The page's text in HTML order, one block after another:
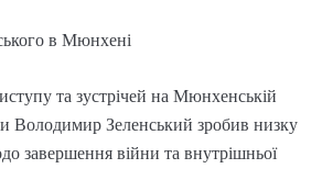
в Мюнхені
та зустрічей на Мюнхенській
Володимир Зеленський зробив низку
завершення війни та внутрішньої